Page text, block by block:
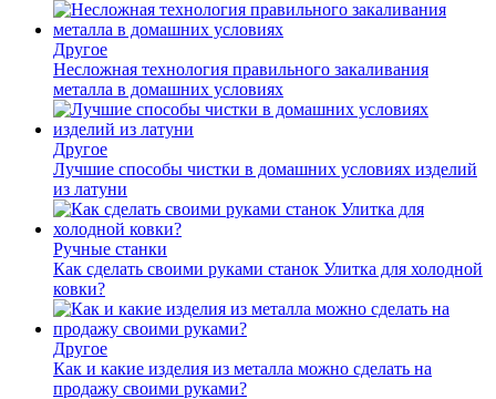
Другое
Несложная технология правильного закаливания
металла в домашних условиях
Другое
Лучшие способы чистки в домашних условиях изделий
из латуни
Ручные станки
Как сделать своими руками станок Улитка для холодной
ковки?
Другое
Как и какие изделия из металла можно сделать на
продажу своими руками?